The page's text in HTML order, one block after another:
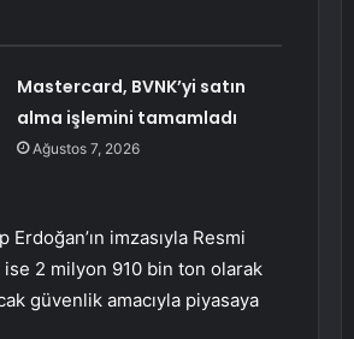
Mastercard, BVNK’yi satın
alma işlemini tamamladı
Ağustos 7, 2026
imzasıyla Resmi
ise 2 milyon 910 bin ton olarak
güvenlik amacıyla piyasaya